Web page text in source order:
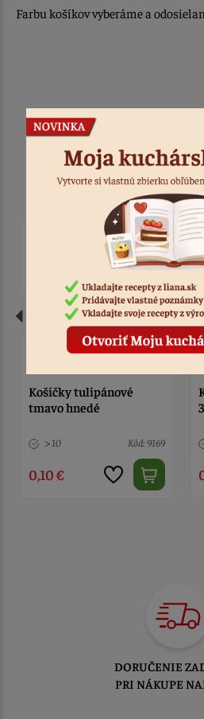
Farbu košíkov vyberáme a
Podobné
Košíčky papierové biele
35 mm 15 ks
> 10 Kód: 8597
0,30 €
TOVAR
DO 1-2